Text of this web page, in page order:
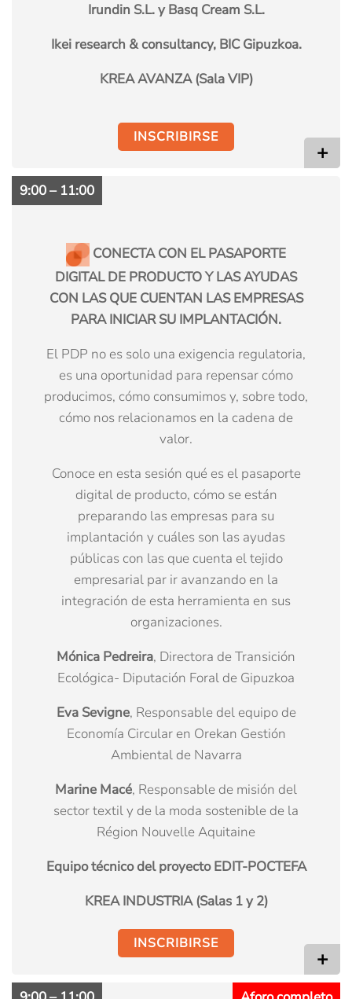
Irundin S.L. y Basq Cream S.L.
Ikei research & consultancy, BIC Gipuzkoa.
KREA AVANZA (Sala VIP)
+
INSCRIBIRSE
9:00 – 11:00
CONECTA CON EL PASAPORTE
DIGITAL DE PRODUCTO Y LAS AYUDAS
CON LAS QUE CUENTAN LAS EMPRESAS
PARA INICIAR SU IMPLANTACIÓN.
El PDP no es solo una exigencia regulatoria,
es una oportunidad para repensar cómo
producimos, cómo consumimos y, sobre todo,
cómo nos relacionamos en la cadena de
valor.
Conoce en esta sesión qué es el pasaporte
digital de producto, cómo se están
preparando las empresas para su
implantación y cuáles son las ayudas
públicas con las que cuenta el tejido
empresarial par ir avanzando en la
integración de esta herramienta en sus
organizaciones.
Mónica Pedreira, Directora de Transición
Ecológica- Diputación Foral de Gipuzkoa
Eva Sevigne, Responsable del equipo de
Economía Circular en Orekan Gestión
Ambiental de Navarra
Marine Macé, Responsable de misión del
sector textil y de la moda sostenible de la
Région Nouvelle Aquitaine
Equipo técnico del proyecto EDIT-POCTEFA
KREA INDUSTRIA (Salas 1 y 2)
+
INSCRIBIRSE